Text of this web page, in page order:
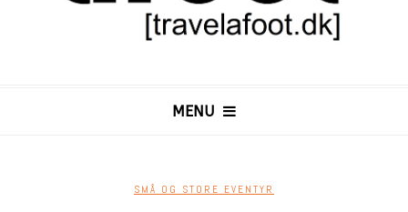
MENU
SMÅ OG STORE EVENTYR